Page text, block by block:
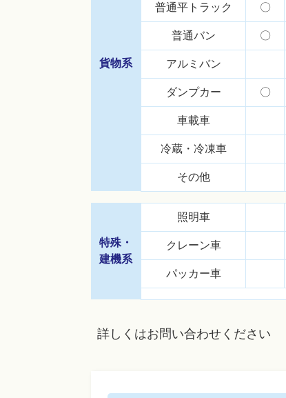
貨物系
普通平トラック 〇
普通バン 〇
アルミバン
ダンプカー 〇
車載車
冷蔵・冷凍車
その他
特殊・
建機系
照明車
クレーン車
パッカー車
詳しくはお問い合わせください